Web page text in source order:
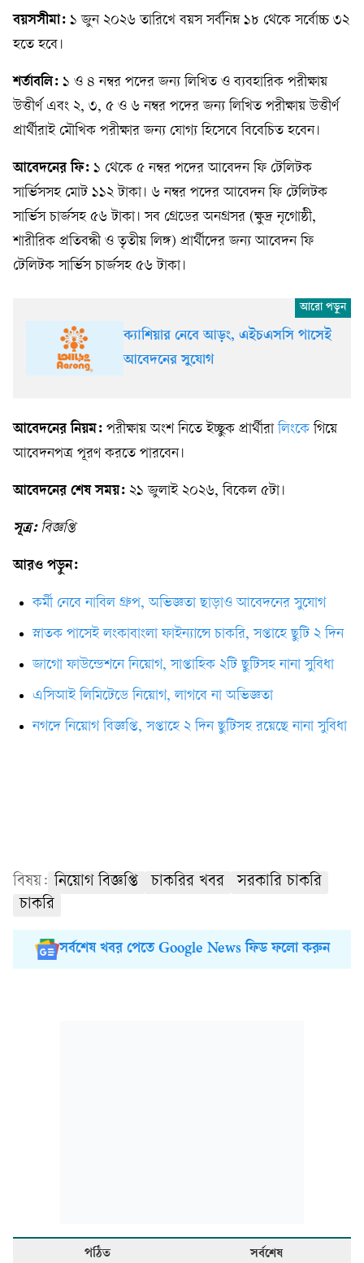
বয়সসীমা: ১ জুন ২০২৬ তারিখে বয়স সর্বনিম্ন ১৮ থেকে সর্বোচ্চ ৩২
হতে হবে।
শর্তাবলি: ১ ও ৪ নম্বর পদের জন্য লিখিত ও ব্যবহারিক পরীক্ষায়
উত্তীর্ণ এবং ২, ৩, ৫ ও ৬ নম্বর পদের জন্য লিখিত পরীক্ষায় উত্তীর্ণ
প্রার্থীরাই মৌখিক পরীক্ষার জন্য যোগ্য হিসেবে বিবেচিত হবেন।
আবেদনের ফি: ১ থেকে ৫ নম্বর পদের আবেদন ফি টেলিটক
সার্ভিসসহ মোট ১১২ টাকা। ৬ নম্বর পদের আবেদন ফি টেলিটক
সার্ভিস চার্জসহ ৫৬ টাকা। সব গ্রেডের অনগ্রসর (ক্ষুদ্র নৃগোষ্ঠী,
শারীরিক প্রতিবন্ধী ও তৃতীয় লিঙ্গ) প্রার্থীদের জন্য আবেদন ফি
টেলিটক সার্ভিস চার্জসহ ৫৬ টাকা।
ক্যাশিয়ার নেবে আড়ং, এইচএসসি পাসেই
আবেদনের সুযোগ
আবেদনের নিয়ম: পরীক্ষায় অংশ নিতে ইচ্ছুক প্রার্থীরালিংকে গিয়ে
আবেদনপত্র পূরণ করতে পারবেন।
আবেদনের শেষ সময়: ২১ জুলাই ২০২৬, বিকেল ৫টা।
সূত্র: বিজ্ঞপ্তি
আরও পড়ুন:
কর্মী নেবে নাবিল গ্রুপ, অভিজ্ঞতা ছাড়াও আবেদনের সুযোগ
স্নাতক পাসেই লংকাবাংলা ফাইন্যান্সে চাকরি, সপ্তাহে ছুটি ২ দিন
জাগো ফাউন্ডেশনে নিয়োগ, সাপ্তাহিক ২টি ছুটিসহ নানা সুবিধা
এসিআই লিমিটেডে নিয়োগ, লাগবে না অভিজ্ঞতা
নগদে নিয়োগ বিজ্ঞপ্তি, সপ্তাহে ২ দিন ছুটিসহ রয়েছে নানা সুবিধা
বিষয়: নিয়োগ বিজ্ঞপ্তি চাকরির খবর
সরকারি চাকরি
চাকরি
সর্বশেষ খবর পেতে Google News ফিড ফলো করুন
পঠিত সর্বশেষ